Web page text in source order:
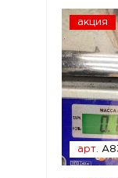
акция
арт.